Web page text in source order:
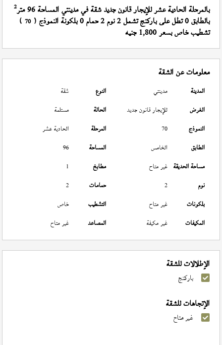
بالمرحلة الحادية عشر للإيجار قانون جديد شقة في مدينتي المساحة 96 متر 2
بالطابق 0 تطل على باركنج تشمل 2 نوم 2 حمام 0 بلكونة النموذج ( 70
)
تشطيب خاص بسعر 1,800 جنيه
معلومات عن الشقة
المدينة مدينتي النوع
شقة
الغرض
للإيجار قانون جديد الحالة
مستلمة
النموذج
70 المرحلة
الحادية عشر
الطابق
الخامس المساحة
96
مساحة الحديقة غير متاح مطابخ
1
نوم
2 حمامات
2
بلكونات
غير متاح التشطيب
خاص
المكيفات
غير مكيفة المصاعد غير متاح
الإطلالات للشقة
باركنج
الإتجاهات للشقة
غير متاح